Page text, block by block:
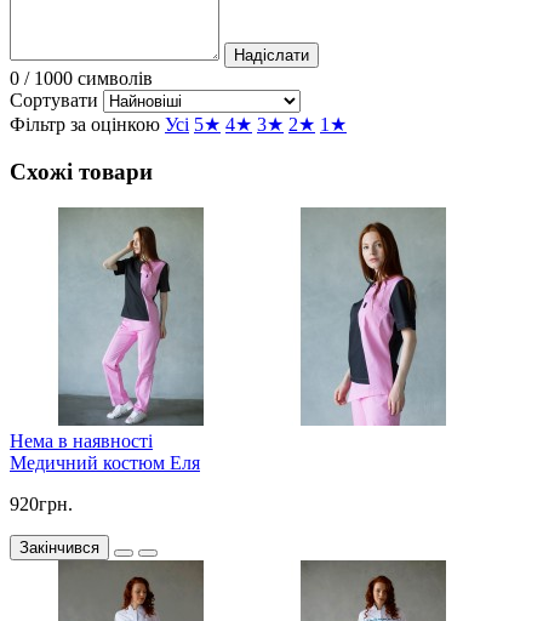
Надіслати
0 / 1000 символів
Сортувати
Фільтр за оцінкою Усі 5★ 4★ 3★ 2★ 1★
Схожі товари
Нема в наявності
Медичний костюм Еля
920грн.
Закінчився